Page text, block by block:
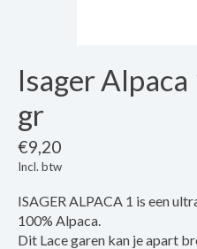
Isager
gr
€9,20
Incl. btw
ISAGER ALPACA 1 is een
100% Alpaca.
Dit Lace garen kan je apart